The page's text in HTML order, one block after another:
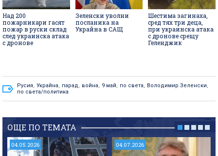
Над 200
пожарникари гасят
пожар в руски склад
след украинска атака
с дронове
Зеленски уволни
посланика на
Украйна в САЩ
Шестима загинаха,
сред тях три деца,
при украинска атака
с дронове срещу
Геленджик
Русия, Украйна, парад, война, 9 май, по света, Володимир Зеленски,
по света/политика
ОЩЕ ПО ТЕМАТА
04.05.2026 04.07.2026